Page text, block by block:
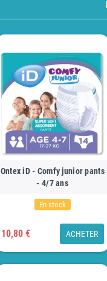
Ontex iD - Comfy junior pants
- 4/7 ans
En stock
10,80 € ACHETER